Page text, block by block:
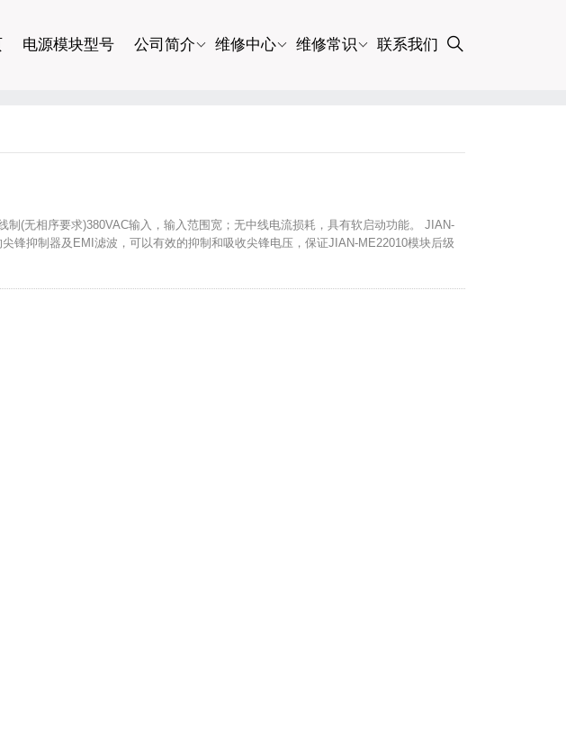
电源模块型号 公司简介 维修中心 维修常识 联系我们
制(无相序要求)380VAC输入，输入范围宽；无中线电流损耗，具有软启动功能。 JIAN-
锋抑制器及EMI滤波，可以有效的抑制和吸收尖锋电压，保证JIAN-ME22010模块后级